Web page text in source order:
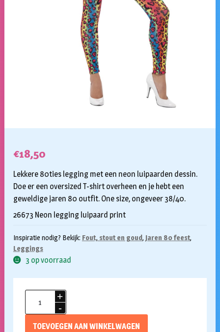
€18,50
Lekkere 80ties legging met een neon luipaarden dessin.
Doe er een oversized T-shirt overheen en je hebt een
geweldige jaren 80 outfit. One size, ongeveer 38/40.
26673 Neon legging luipaard print
Inspiratie nodig? Bekijk: Fout, stout en goud, Jaren 80 feest,
Leggings
3 op voorraad
neon
TOEVOEGEN AAN WINKELWAGEN